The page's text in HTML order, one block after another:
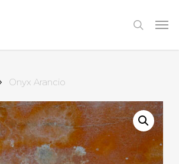
search
Onyx Arancio